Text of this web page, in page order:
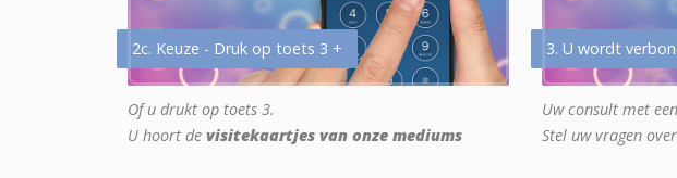
2c. Keuze - Druk op toets 3 +
Of u drukt op toets 3.
U hoort de visitekaartjes van onze mediums
3. U wordt
Uw consult met
Stel uw vragen